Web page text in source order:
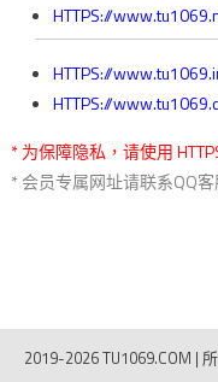
HTTPS://
HTTPS://
HTTPS://
* 为保障隐私，请使用
* 会员专属网址请联系QQ
2019-2026 TU1069.COM |